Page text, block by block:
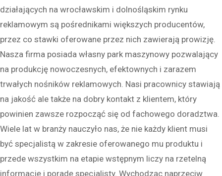
działających na wrocławskim i dolnośląskim rynku
reklamowym są pośrednikami większych producentów,
przez co stawki oferowane przez nich zawierają prowizję.
Nasza firma posiada własny park maszynowy pozwalający
na produkcję nowoczesnych, efektownych i zarazem
trwałych nośników reklamowych. Nasi pracownicy stawiają
na jakość ale także na dobry kontakt z klientem, który
powinien zawsze rozpocząć się od fachowego doradztwa.
Wiele lat w branży nauczyło nas, że nie każdy klient musi
być specjalistą w zakresie oferowanego mu produktu i
przede wszystkim na etapie wstępnym liczy na rzetelną
informację i poradę specjalisty. Wychodząc naprzeciw